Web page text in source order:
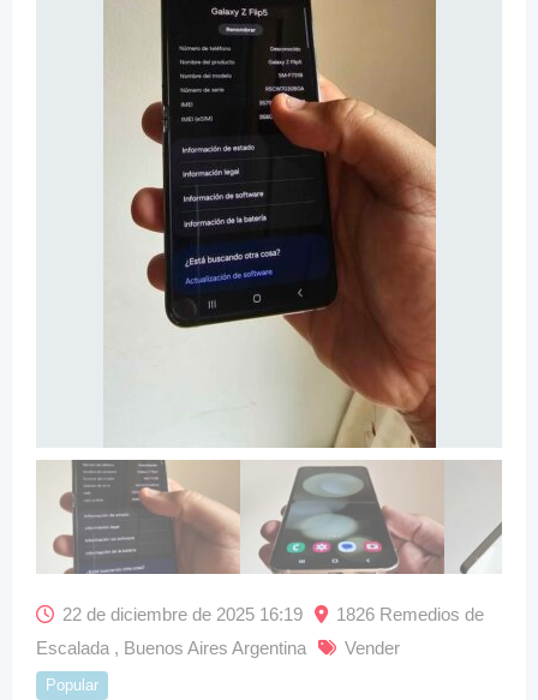
22 de diciembre de 2025 16:19
1826 Remedios de
Escalada , Buenos Aires Argentina
Vender
Popular